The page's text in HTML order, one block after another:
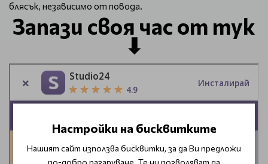
блясък, независимо от повода.
Запази своя час от тук
⬇
Настройки на бисквитките
Нашият сайт използва бисквитки, за да Ви предложи
по-добро пазаруване. Те ни позволяват да